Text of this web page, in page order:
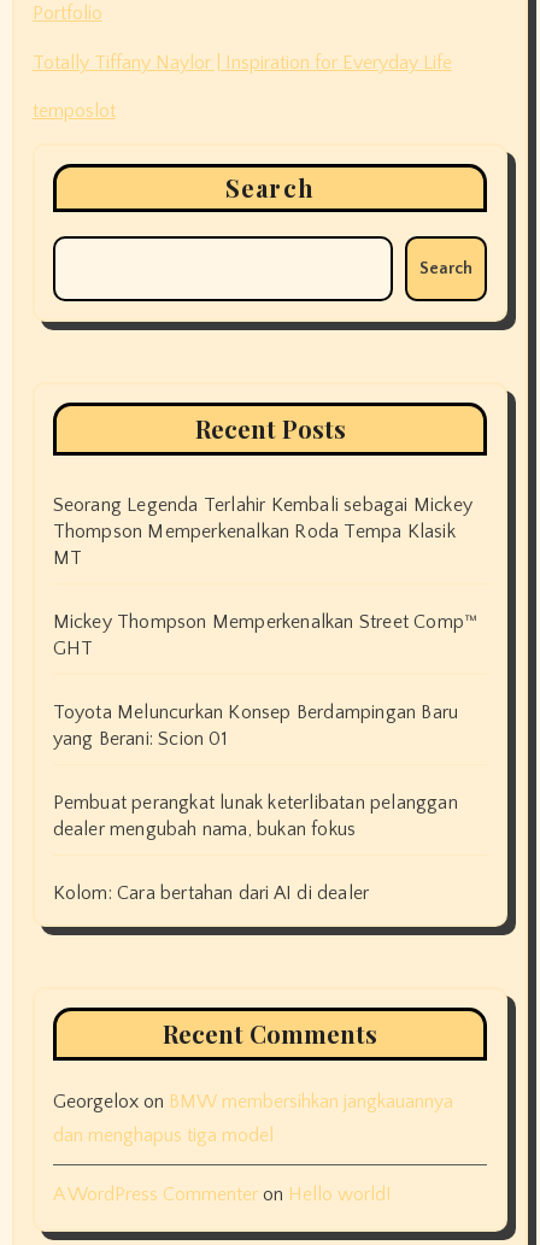
Portfolio
Totally Tiffany Naylor | Inspiration for Everyday Life
temposlot
Search
Search
Recent Posts
Seorang Legenda Terlahir Kembali sebagai Mickey
Thompson Memperkenalkan Roda Tempa Klasik
MT
Mickey Thompson Memperkenalkan Street Comp™
GHT
Toyota Meluncurkan Konsep Berdampingan Baru
yang Berani: Scion 01
Pembuat perangkat lunak keterlibatan pelanggan
dealer mengubah nama, bukan fokus
Kolom: Cara bertahan dari AI di dealer
Recent Comments
Georgeloxon BMW membersihkan jangkauannya
dan menghapus tiga model
A WordPress Commenteron Hello world!